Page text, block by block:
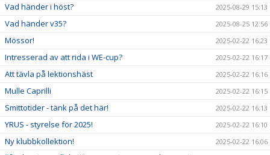
Vad händer i höst? 2025-08-29 15:13
Vad händer v35? 2025-08-25 12:56
Mössor! 2025-02-22 16:23
Intresserad av att rida i WE-cup? 2025-02-22 16:17
Att tävla på lektionshäst 2025-02-22 16:16
Mulle Caprilli 2025-02-22 16:15
Smittotider - tänk på det här! 2025-02-22 16:13
YRUS - styrelse för 2025! 2025-02-22 16:10
Ny klubbkollektion! 2025-02-22 16:06